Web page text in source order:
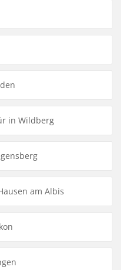
in Wildberg
am Albis